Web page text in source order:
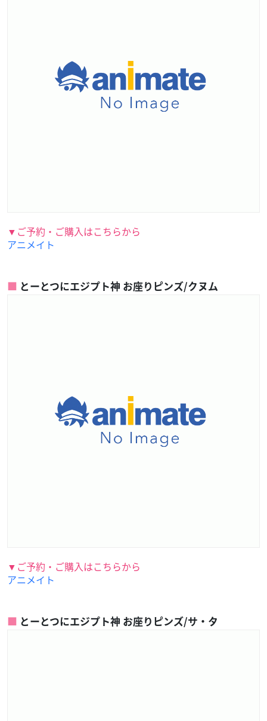
▼ご予約・ご購入はこちらから
アニメイト
とーとつにエジプト神 お座りピンズ/クヌム
▼ご予約・ご購入はこちらから
アニメイト
とーとつにエジプト神 お座りピンズ/サ・タ